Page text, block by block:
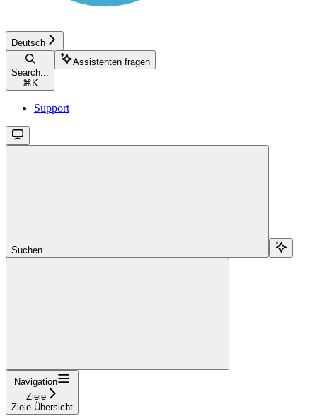
Deutsch
Search...
⌘ K
Assistenten fragen
Support
Suchen...
Navigation
Ziele
Ziele-Übersicht